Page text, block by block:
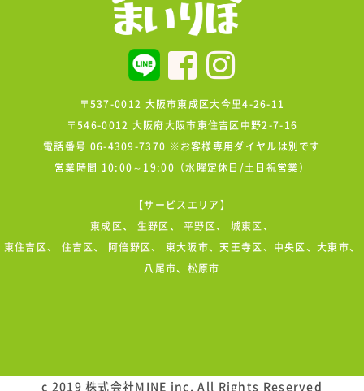
〒537-0012 大阪市東成区大今里4-26-11
〒546-0012 大阪府大阪市東住吉区中野2-7-16
電話番号 06-4309-7370 ※お客様専用ダイヤルは別です
営業時間 10:00～19:00（水曜定休日/土日祝営業）
【サービスエリア】
東成区、 生野区 、平野区、 城東区 、
東住吉区 、 住吉区、 阿倍野区、 東大阪市、天王寺区、中央区、大東市、
八尾市、松原市
c 2019 株式会社MINE inc. All Rights Reserved